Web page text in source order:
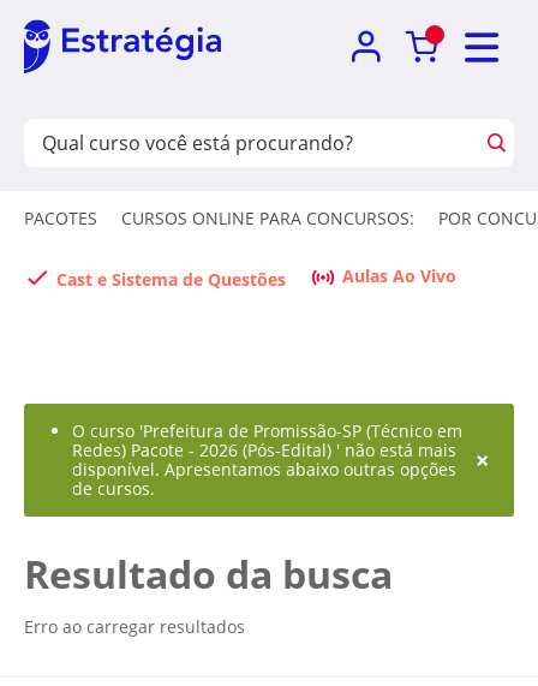
PACOTES CURSOS ONLINE PARA CONCURSOS: POR
Cast e Sistema de Questões Aulas Ao Vivo
O curso 'Prefeitura de Promissão-SP (Técnico em
Redes) Pacote - 2026 (Pós-Edital) ' não está mais
disponível. Apresentamos abaixo outras opções
de cursos.
×
Resultado da busca
Erro ao carregar resultados